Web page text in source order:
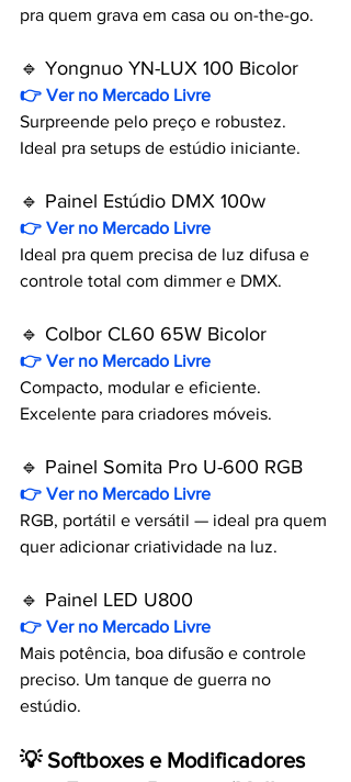
pra quem grava em casa ou on-the-go.
🔹 Yongnuo YN-LUX 100 Bicolor
👉 Ver no Mercado Livre
Surpreende pelo preço e robustez.
Ideal pra setups de estúdio iniciante.
🔹 Painel Estúdio DMX 100w
👉 Ver no Mercado Livre
Ideal pra quem precisa de luz difusa e
controle total com dimmer e DMX.
🔹 Colbor CL60 65W Bicolor
👉 Ver no Mercado Livre
Compacto, modular e eficiente.
Excelente para criadores móveis.
🔹 Painel Somita Pro U-600 RGB
👉 Ver no Mercado Livre
RGB, portátil e versátil — ideal pra quem
quer adicionar criatividade na luz.
🔹 Painel LED U800
👉 Ver no Mercado Livre
Mais potência, boa difusão e controle
preciso. Um tanque de guerra no
estúdio.
💡 Softboxes e Modificadores